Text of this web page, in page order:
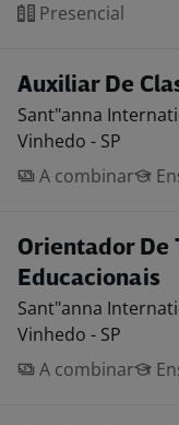
Presencial
Auxiliar De
Sant"anna
Vinhedo - SP
A combinar
Orientador De
Educacionais
Sant"anna
Vinhedo - SP
A combinar